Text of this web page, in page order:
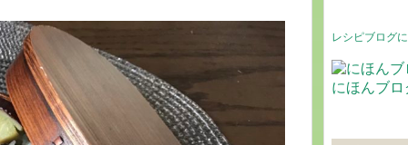
レシピブログ
にほんブロ